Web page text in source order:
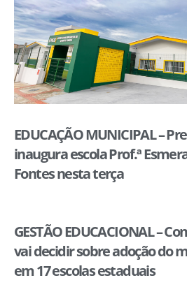
EDUCAÇÃO MUNICIPAL –
inaugura escola Prof.ª
Fontes nesta terça
GESTÃO EDUCACIONAL –
vai decidir sobre adoção do
em 17 escolas estaduais